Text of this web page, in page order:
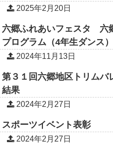
2025年2月20日
六郷ふれあいフェスタ 六
プログラム（4年生ダンス）
2024年11月13日
第３１回六郷地区トリムバ
結果
2024年2月27日
スポーツイベント表彰
2024年2月27日